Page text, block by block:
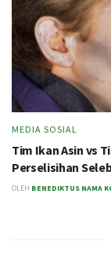
MEDIA SOSIAL
Tim Ikan Asin vs
Perselisihan
OLEH BENEDIKTUS NAMA